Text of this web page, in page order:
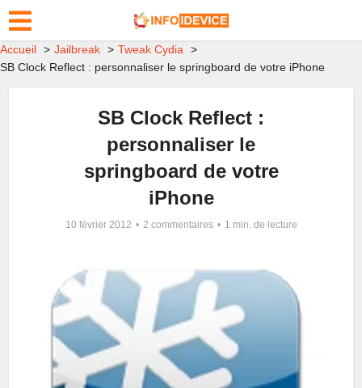
Accueil Jailbreak
Tweak Cydia
SB Clock Reflect : personnaliser le springboard de votre iPhone
SB Clock Reflect :
personnaliser le
springboard de votre
iPhone
10 février 2012 2 commentaires 1 min. de lecture